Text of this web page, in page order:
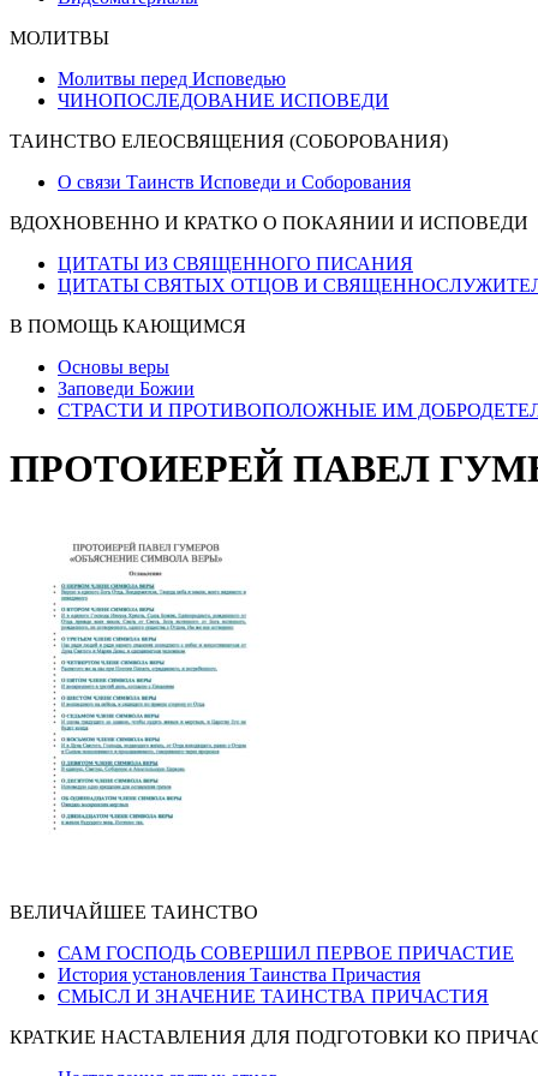
МОЛИТВЫ
Молитвы перед Исповедью
ЧИНОПОСЛЕДОВАНИЕ ИСПОВЕДИ
ТАИНСТВО ЕЛЕОСВЯЩЕНИЯ (СОБОРОВАНИЯ)
О связи Таинств Исповеди и Соборования
ВДОХНОВЕННО И КРАТКО О ПОКАЯНИИ И ИСПОВЕДИ
ЦИТАТЫ ИЗ СВЯЩЕННОГО ПИСАНИЯ
ЦИТАТЫ СВЯТЫХ ОТЦОВ И
В ПОМОЩЬ КАЮЩИМСЯ
Основы веры
Заповеди Божии
СТРАСТИ И ПРОТИВОПОЛОЖНЫЕ ИМ
ПРОТОИЕРЕЙ ПАВЕЛ
ВЕЛИЧАЙШЕЕ ТАИНСТВО
САМ ГОСПОДЬ СОВЕРШИЛ ПЕРВОЕ ПРИЧАСТИЕ
История установления Таинства Причастия
СМЫСЛ И ЗНАЧЕНИЕ ТАИНСТВА ПРИЧАСТИЯ
КРАТКИЕ НАСТАВЛЕНИЯ ДЛЯ ПОДГОТОВКИ КО